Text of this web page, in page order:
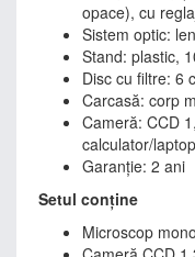
opace), cu
Sistem optic:
Stand: plastic,
Disc cu filtre: 6
Carcasă: corp
Cameră: CCD
calculator/
Garanție: 2 ani
Setul conține
Microscop